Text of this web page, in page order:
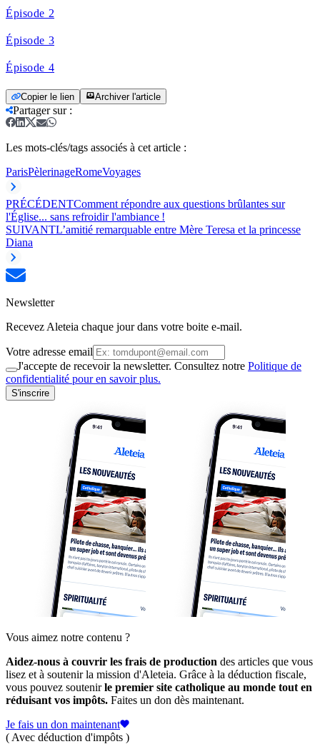
Épisode 2
Épisode 3
Épisode 4
Copier le lien Archiver l'article
Partager sur:
Les mots-clés/tags associés à cet article :
ParisPèlerinageRomeVoyages
PRÉCÉDENTComment répondre aux questions brûlantes sur
l'Église... sans refroidir l'ambiance !
SUIVANTL’amitié remarquable entre Mère Teresa et la princesse
Diana
Newsletter
Recevez Aleteia chaque jour dans votre boite e-mail.
Votre adresse email
J'accepte de recevoir la newsletter. Consultez notre Politique de
confidentialité pour en savoir plus.
S'inscrire
Vous aimez notre contenu ?
Aidez-nous à couvrir les frais de production des articles que vous
lisez et à soutenir la mission d'Aleteia. Grâce à la déduction fiscale,
vous pouvez soutenirle premier site catholique au monde tout en
réduisant vos impôts. Faites un don dès maintenant.
Je fais un don maintenant
( Avec déduction d'impôts )